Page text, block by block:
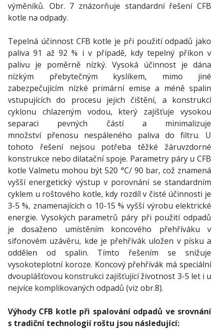
výměníků. Obr. 7 znázorňuje standardní řešení CFB
kotle na odpady.
Tepelná účinnost CFB kotle je při použití odpadů jako
paliva 91 až 92 % i v případě, kdy tepelný příkon v
palivu je poměrně nízký. Vysoká účinnost je dána
nízkým přebytečným kyslíkem, mimo jiné
zabezpečujícím nízké primární emise a méně spalin
vstupujících do procesu jejich čištění, a konstrukcí
cyklonu chlazeným vodou, který zajišťuje vysokou
separaci pevných částí a minimalizuje
množství přenosu nespáleného paliva do filtru. U
tohoto řešení nejsou potřeba těžké žáruvzdorné
konstrukce nebo dilatační spoje. Parametry páry u CFB
kotle Valmetu mohou být 520 °C/ 90 bar, což znamená
vyšší energetický výstup v porovnání se standardním
cyklem u roštového kotle, kdy rozdíl v čisté účinnosti je
3-5 %, znamenajících o 10-15 % vyšší výrobu elektrické
energie. Vysokých parametrů páry při použití odpadů
je dosaženo umístěním koncového přehříváku v
sifonovém uzávěru, kde je přehřívák uložen v písku a
oddělen od spalin. Tímto řešením se snižuje
vysokoteplotní koroze. Koncový přehřívák má speciální
dvouplášťovou konstrukci zajišťující životnost 3-5 let i u
nejvíce komplikovaných odpadů (viz obr.8).
Výhody CFB kotle při spalování odpadů ve srovnání
s tradiční technologií roštu jsou následující: